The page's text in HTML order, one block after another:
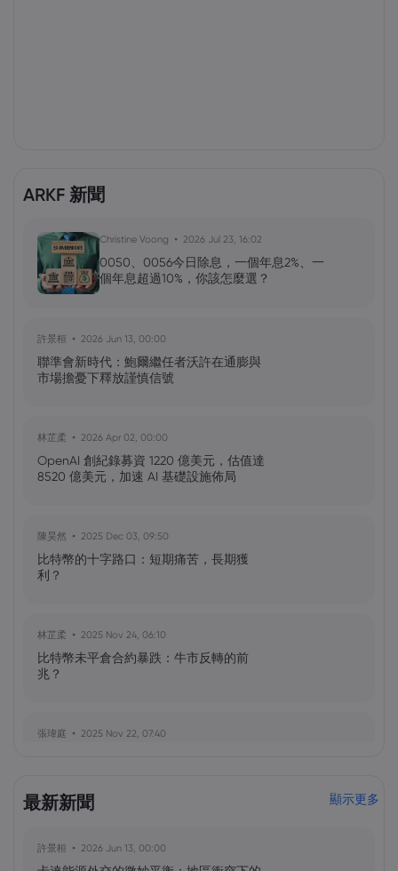
ARKF 新聞
Christine Voong 2026 Jul 23, 16:02
0050、0056今日除息，一個年息2%、一
個年息超過10%，你該怎麼選？
許景桓 2026 Jun 13, 00:00
聯準會新時代：鮑爾繼任者沃許在通膨與
市場擔憂下釋放謹慎信號
林芷柔 2026 Apr 02, 00:00
OpenAI 創紀錄募資 1220 億美元，估值達
8520 億美元，加速 AI 基礎設施佈局
陳昊然 2025 Dec 03, 09:50
比特幣的十字路口：短期痛苦，長期獲
利？
林芷柔 2025 Nov 24, 06:10
比特幣未平倉合約暴跌：牛市反轉的前
兆？
張瑋庭 2025 Nov 22, 07:40
ARK Invest 在市場下跌之際增持加密貨幣
最新新聞 顯示更多
許景桓 2026 Jun 13, 00:00